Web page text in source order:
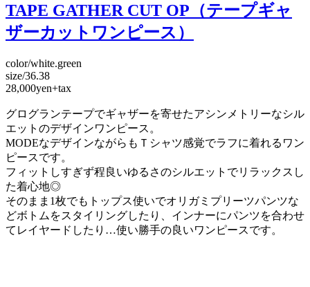
TAPE GATHER CUT OP（テープギャ
ザーカットワンピース）
color/white.green
size/36.38
28,000yen+tax
グログランテープでギャザーを寄せたアシンメトリーなシル
エットのデザインワンピース。
MODEなデザインながらもＴシャツ感覚でラフに着れるワン
ピースです。
フィットしすぎず程良いゆるさのシルエットでリラックスし
た着心地◎
そのまま1枚でもトップス使いでオリガミプリーツパンツな
どボトムをスタイリングしたり、インナーにパンツを合わせ
てレイヤードしたり…使い勝手の良いワンピースです。